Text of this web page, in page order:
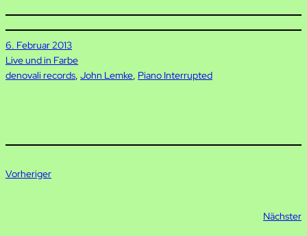
6. Februar 2013
Live und in Farbe
denovali records, John Lemke, Piano Interrupted
Vorheriger
Nächster